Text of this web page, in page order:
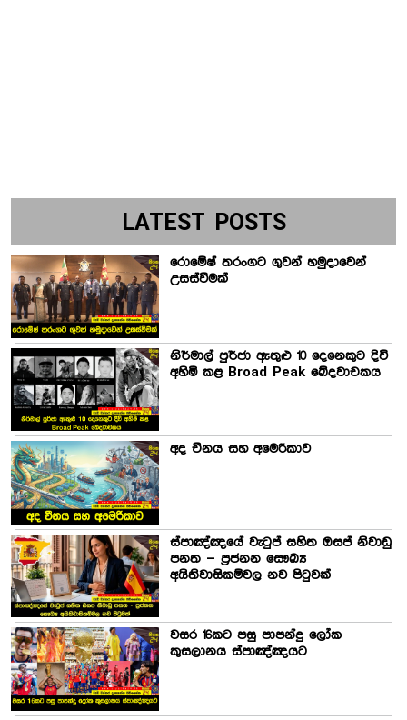
LATEST POSTS
රොමේෂ් තරංගට ගුවන් හමුදාවෙන්
උසස්වීමක්
නිර්මාල් පුර්ජා ඇතුළු 10 දෙනෙකුට දිවි
අහිමි කළ Broad Peak ඛේදවාචකය
අද චීනය සහ අමෙරිකාව
ස්පාඤ්ඤයේ වැටුප් සහිත ඔසප් නිවාඩු
පනත – ප්‍රජනන සෞඛ්‍ය
අයිතිවාසිකම්වල නව පිටුවක්
වසර 16කට පසු පාපන්දු ලෝක
කුසලානය ස්පාඤ්ඤයට